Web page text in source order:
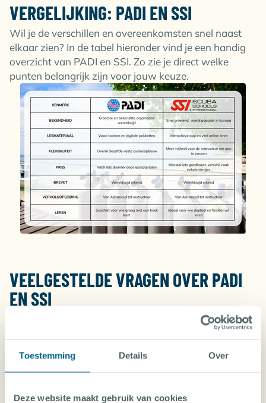
Toestemming Details Over
Deze website maakt gebruik van cookies
VERGELIJKING: PADI EN SSI
Wil je de verschillen en overeenkomsten snel naast
elkaar zien? In de tabel hieronder vind je een handig
overzicht van PADI en SSI. Zo zie je direct welke
punten belangrijk zijn voor jouw keuze.
VEELGESTELDE VRAGEN OVER PADI
EN SSI
Als beginnende duiker is het logisch dat je nog twijfels
hebt. Hieronder vind je antwoorden op de vragen die
WORDT MIJN BREVET OVERAL ERKEND?
Ja. Zowel een PADI als SSI brevet is wereldwijd